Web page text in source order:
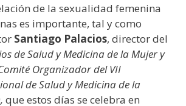
de la sexualidad femenina
es importante, tal y como
Santiago Palacios, director del
de Salud y Medicina de la Mujer y
Organizador del VII
de Salud y Medicina de la
que estos días se celebra en